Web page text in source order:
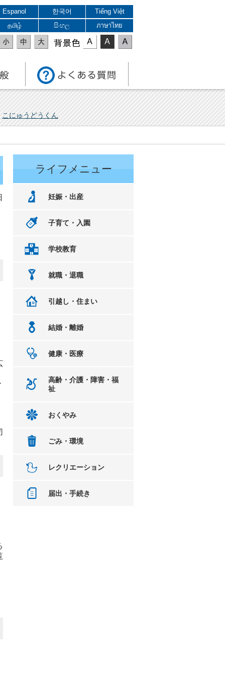
Espanol 한국어
Tiếng Việt
தமிழ் සිංහල ภาษาไทย
表示色
こにゅうどうくん
ライフメニュー
妊娠・出産
子育て・入園
学校教育
就職・退職
引越し・住まい
結婚・離婚
健康・医療
高齢・介護・障害・福
祉
おくやみ
ごみ・環境
レクリエーション
届出・手続き